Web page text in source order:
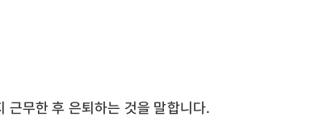
근무한 후 은퇴하는 것을 말합니다.